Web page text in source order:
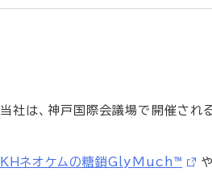
当社は、神戸国際会議場で開催され
ＫＨネオケムの糖鎖GlyMuch™